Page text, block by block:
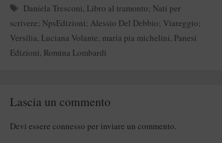
Tag
Daniela Tresconi, Libro al tramonto; Nati per
scrivere; NpsEdizioni; Alessio Del Debbio; Viareggio;
Versilia, Luciana Volante, maria pia michelini, Panesi
Edizioni, Romina Lombardi
Lascia un commento
Devi essere connesso per inviare un commento.